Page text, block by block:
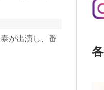
が出演し、番